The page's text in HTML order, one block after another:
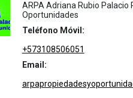
ARPA Adriana Rubio Palacio
Oportunidades
Teléfono Móvil:
+573108506051
Email: